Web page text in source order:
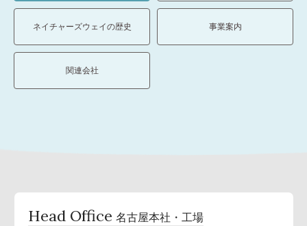
ネイチャーズウェイの歴史 事業案内
関連会社
Head Office 名古屋本社・工場